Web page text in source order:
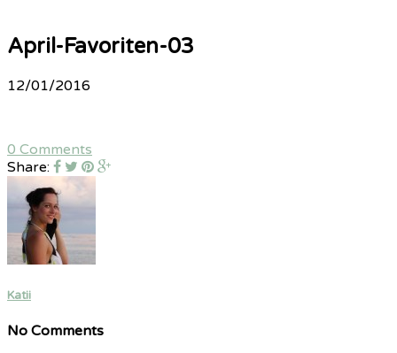
April-Favoriten-03
12/01/2016
0 Comments
Share:
Katii
No Comments